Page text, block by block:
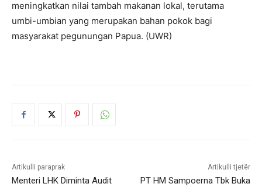
meningkatkan nilai tambah makanan lokal, terutama
umbi-umbian yang merupakan bahan pokok bagi
masyarakat pegunungan Papua. (UWR)
Artikulli paraprak
Menteri LHK Diminta Audit
Artikulli tjetër
PT HM Sampoerna Tbk Buka